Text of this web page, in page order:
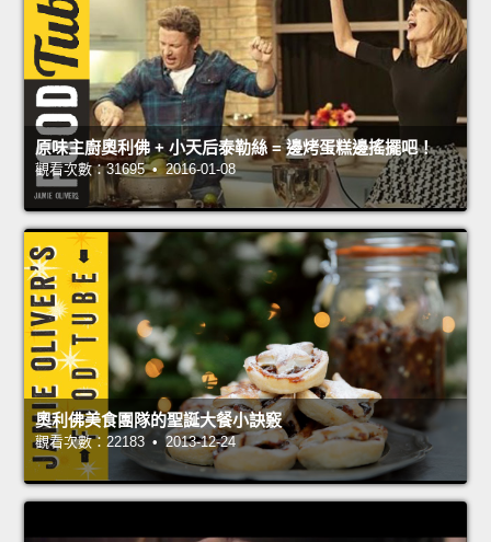
原味主廚奧利佛 + 小天后泰勒絲 = 邊烤蛋糕邊搖擺吧！
觀看次數：31695 • 2016-01-08
奧利佛美食團隊的聖誕大餐小訣竅
觀看次數：22183 • 2013-12-24